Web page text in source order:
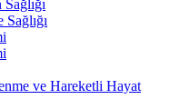
ve Hareketli Hayat